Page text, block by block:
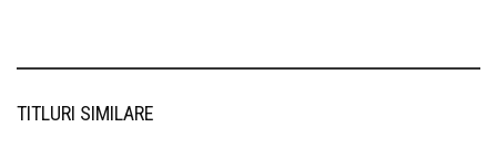
TITLURI SIMILARE